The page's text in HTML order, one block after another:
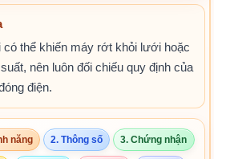
có thể khiến máy rớt khỏi lưới hoặc
nên luôn đối chiếu quy định của
điện.
năng 2. Thông số 3. Chứng nhận